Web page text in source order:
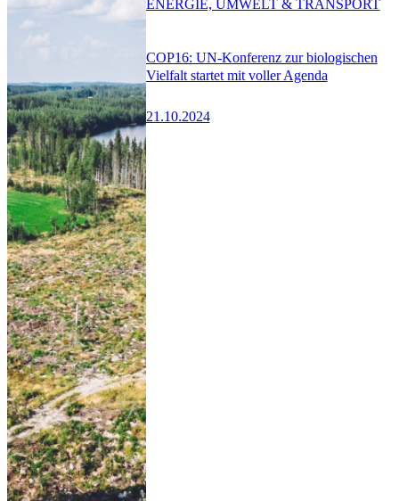
COP16: UN-Konferenz zur biologischen
Vielfalt startet mit voller Agenda
21.10.2024
ENERGIE, UMWELT & TRANSPORT